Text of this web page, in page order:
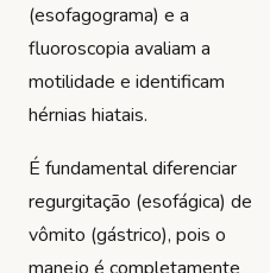
(esofagograma) e a
fluoroscopia avaliam a
motilidade e identificam
hérnias hiatais.
É fundamental diferenciar
regurgitação (esofágica) de
vômito (gástrico), pois o